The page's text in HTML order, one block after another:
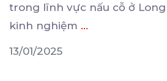
trong lĩnh vực nấu cỗ ở Long
kinh nghiệm ...
13/01/2025